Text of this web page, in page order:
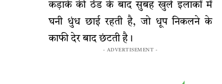
कड़ाके की ठंड के बाद सुबह खुले इलाकों में
घनी धुंध छाई रहती है, जो धूप निकलने के
काफी देर बाद छंटती है।
- ADVERTISEMENT -